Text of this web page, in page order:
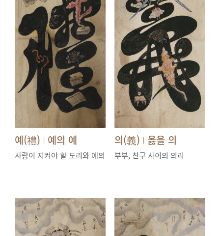
예(禮) | 예의 예
사람이 지켜야 할 도리와 예의
의(義) | 옳을 의
부부, 친구 사이의 의리